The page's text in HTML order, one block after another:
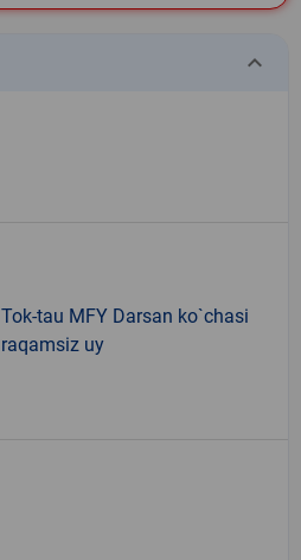
keyboard_arrow_down
Tok-tau MFY Darsan ko`chasi
raqamsiz uy